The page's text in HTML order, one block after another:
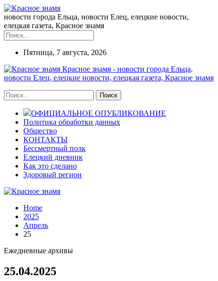
новости города Ельца, новости Елец, елецкие новости,
елецкая газета, Красное знамя
Пятница, 7 августа, 2026
Красное знамя - новости города Ельца,
новости Елец, елецкие новости, елецкая газета, Красное знамя
ОФИЦИАЛЬНОЕ ОПУБЛИКОВАНИЕ
Политика обработки данных
Общество
КОНТАКТЫ
Бессмертный полк
Елецкий дневник
Как это сделано
Здоровый регион
Home
2025
Апрель
25
Ежедневные архивы
25.04.2025